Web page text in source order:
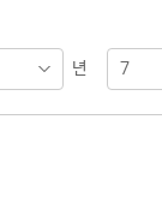
년 7